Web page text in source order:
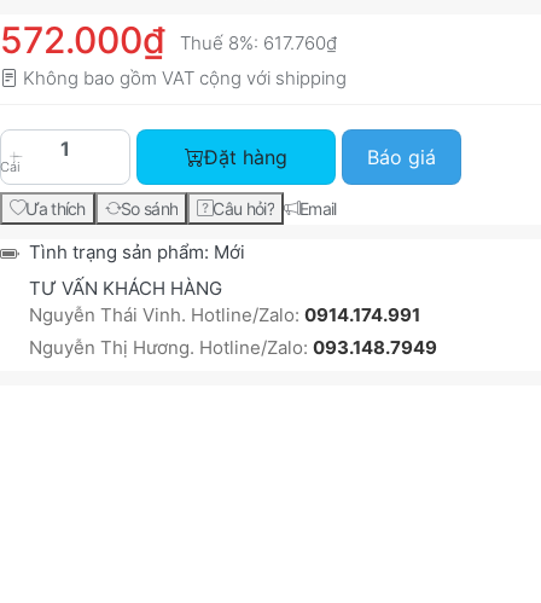
572.000₫ Thuế 8%: 617.760₫
Không bao gồm VAT cộng với shipping
Cái
Mực in Canon CLI-42 Photo Magenta với giá
Đặt hàng Báo giá
Ưa thích So sánh Câu hỏi? Email
Tình trạng sản phẩm: Mới
TƯ VẤN KHÁCH HÀNG
Nguyễn Thái Vinh. Hotline/Zalo: 0914.174.991
Nguyễn Thị Hương. Hotline/Zalo: 093.148.7949